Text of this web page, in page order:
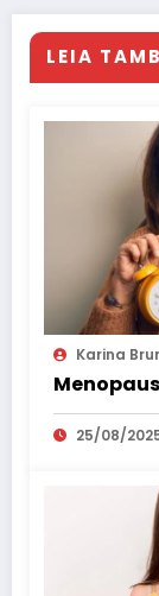
LEIA
Karina
25/08/